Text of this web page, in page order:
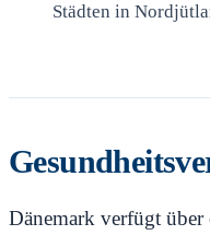
Städten in
Dänemark verfügt über